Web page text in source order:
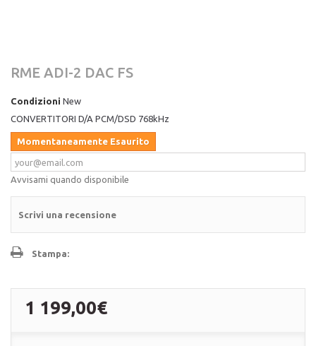
RME ADI-2 DAC FS
Condizioni New
CONVERTITORI D/A PCM/DSD 768kHz
Momentaneamente Esaurito
Avvisami quando disponibile
Scrivi una recensione
Stampa:
1 199,00€